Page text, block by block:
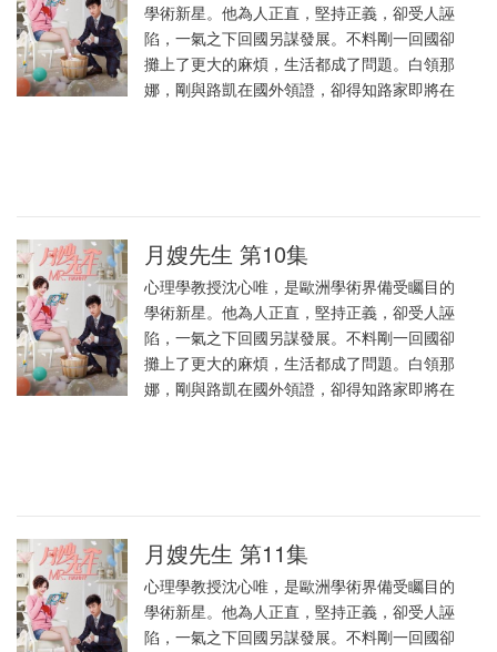
學術新星。他為人正直，堅持正義，卻受人誣
陷，一氣之下回國另謀發展。不料剛一回國卻
攤上了更大的麻煩，生活都成了問題。白領那
娜，剛與路凱在國外領證，卻得知路家即將在
月嫂先生 第10集
心理學教授沈心唯，是歐洲學術界備受矚目的
學術新星。他為人正直，堅持正義，卻受人誣
陷，一氣之下回國另謀發展。不料剛一回國卻
攤上了更大的麻煩，生活都成了問題。白領那
娜，剛與路凱在國外領證，卻得知路家即將在
月嫂先生 第11集
心理學教授沈心唯，是歐洲學術界備受矚目的
學術新星。他為人正直，堅持正義，卻受人誣
陷，一氣之下回國另謀發展。不料剛一回國卻